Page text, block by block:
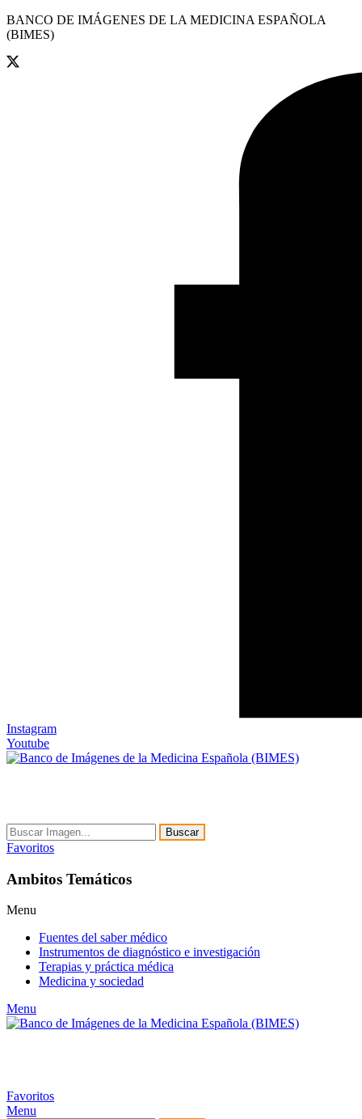
BANCO DE IMÁGENES DE LA MEDICINA ESPAÑOLA
(BIMES)
Instagram
Youtube
Buscar
Favoritos
Ambitos Temáticos
Menu
Fuentes del saber médico
Instrumentos de diagnóstico e investigación
Terapias y práctica médica
Medicina y sociedad
Menu
Favoritos
Menu